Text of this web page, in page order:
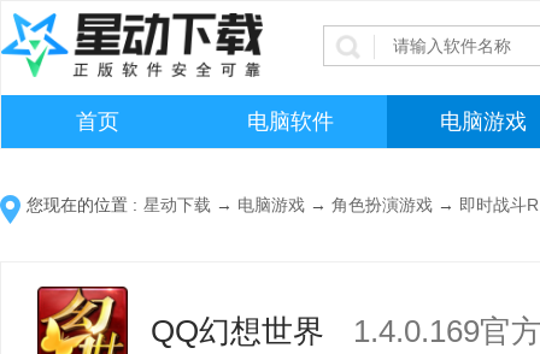
首页 电脑软件 电脑游戏
您现在的位置 : 星动下载 → 电脑游戏 → 角色扮演游戏 → 即时战斗
QQ幻想世界 1.4.0.169官